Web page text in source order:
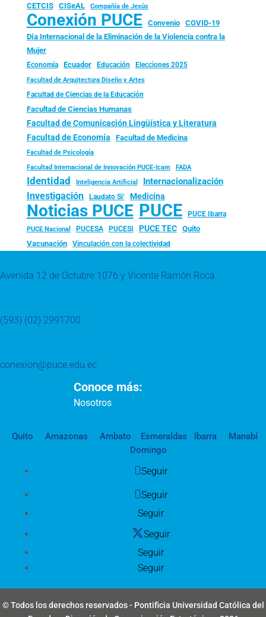
CETCIS CISeAL Compañía de Jesús
Conexión PUCE Convenio
COVID-19
Día Internacional de la Eliminación de la Violencia contra la
Mujer
Economía Ecuador Educación Elecciones 2025
Facultad de Arquitectura Diseño y Artes
Facultad de Ciencias de la Educación
Facultad de Ciencias Humanas
Facultad de Comunicación Lingüística y Literatura
Facultad de Economía Facultad de Medicina
Facultad de Psicología
Facultad Internacional de Innovación PUCE-Icam FADA
Identidad Inteligencia Artificial Internacionalización
Investigación Laudato Si’ Medicina
Noticias PUCE PUCE PUCE Ibarra
PUCE Nacional PUCESA PUCESI PUCE TEC
Quito
Vacunación
Vinculación con la colectividad
Avenida 12 de Octubre 1076 y Vicente Ramón Roca
(593) (02) 2991700
conexion@puce.edu.ec
Conoce más:
Nosotros
Quito Amazonas Ambato Esmeraldas Ibarra
Manabí
Domingo
Seguir
Seguir
Seguir
Seguir
Seguir
Seguir
© Todos los derechos reservados - Pontificia Universidad Católica del